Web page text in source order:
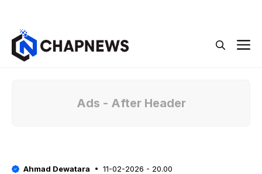
Ads - After Header
Ahmad Dewatara 11-02-2026 - 20.00